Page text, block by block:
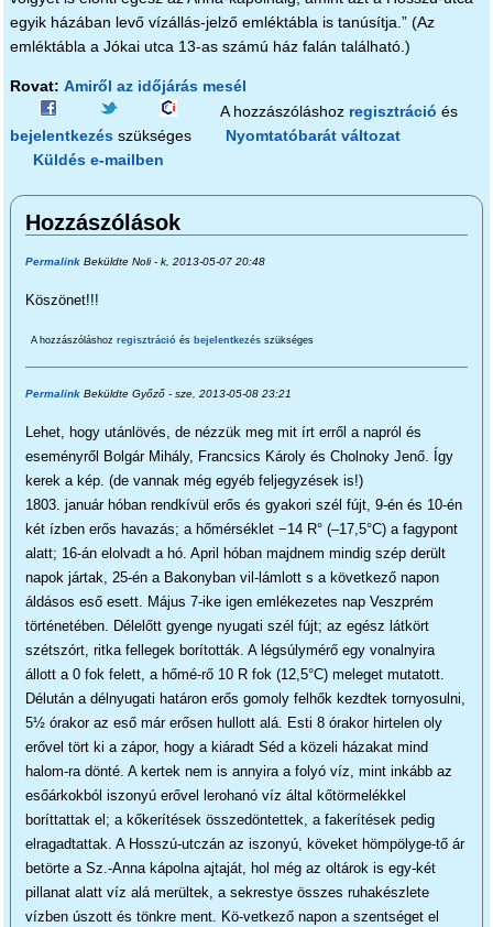
egyik házában levő vízállás-jelző emléktábla is tanúsítja.” (Az
emléktábla a Jókai utca 13-as számú ház falán található.)
Rovat: Amiről az időjárás mesél
A hozzászóláshoz regisztráció és
bejelentkezés szükséges
Nyomtatóbarát változat
Küldés e-mailben
Hozzászólások
Permalink BeküldteNoli- k, 2013-05-07 20:48
Köszönet!!!
A hozzászóláshoz regisztráció és bejelentkezésszükséges
Permalink BeküldteGyőző - sze, 2013-05-08 23:21
Lehet, hogy utánlövés, de nézzük meg mit írt erről a napról és
eseményről Bolgár Mihály, Francsics Károly és Cholnoky Jenő. Így
kerek a kép. (de vannak még egyéb feljegyzések is!)
1803. január hóban rendkívül erős és gyakori szél fújt, 9-én és 10-én
két ízben erős havazás; a hőmérséklet −14 R° (–17,5°C) a fagypont
alatt; 16-án elolvadt a hó. April hóban majdnem mindig szép derült
napok jártak, 25-én a Bakonyban vil-lámlott s a következő napon
áldásos eső esett. Május 7-ike igen emlékezetes nap Veszprém
történetében. Délelőtt gyenge nyugati szél fújt; az egész látkört
szétszórt, ritka fellegek borították. A légsúlymérő egy vonalnyira
állott a 0 fok felett, a hőmé-rő 10 R fok (12,5°C) meleget mutatott.
Délután a délnyugati határon erős gomoly felhők kezdtek tornyosulni,
5½ órakor az eső már erősen hullott alá. Esti 8 órakor hirtelen oly
erővel tört ki a zápor, hogy a kiáradt Séd a közeli házakat mind
halom-ra dönté. A kertek nem is annyira a folyó víz, mint inkább az
esőárkokból iszonyú erővel lerohanó víz által kőtörmelékkel
boríttattak el; a kőkerítések összedöntettek, a fakerítések pedig
elragadtattak. A Hosszú-utczán az iszonyú, köveket hömpölyge-tő ár
betörte a Sz.-Anna kápolna ajtaját, hol még az oltárok is egy-két
pillanat alatt víz alá merültek, a sekrestye összes ruhakészlete
vízben úszott és tönkre ment. Kö-vetkező napon a szentséget el